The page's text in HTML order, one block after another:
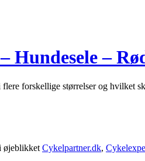
Hundesele –
flere forskellige størrelser og hvilket
øjeblikket Cykelpartner.dk,